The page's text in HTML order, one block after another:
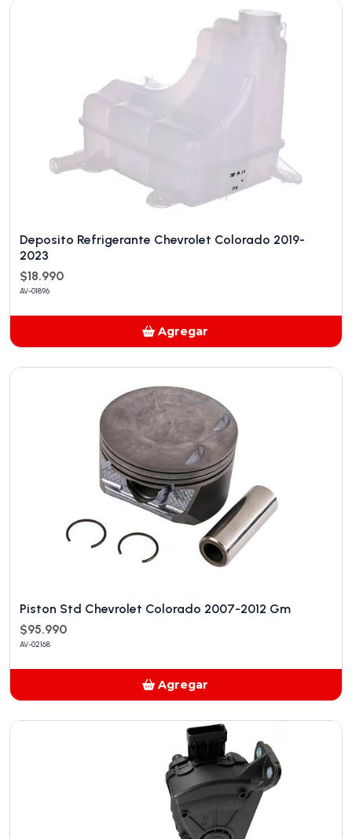
Deposito Refrigerante Chevrolet Colorado 2019-
2023
$18.990
AV-01896
Agregar
Piston Std Chevrolet Colorado 2007-2012 Gm
$95.990
AV-02168
Agregar